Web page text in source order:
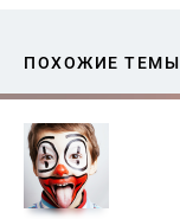
ПОХОЖИЕ ТЕМЫ